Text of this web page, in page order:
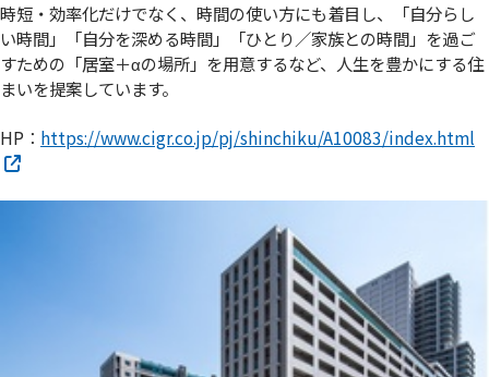
時短・効率化だけでなく、時間の使い方にも着目し、「自分らし
い時間」「自分を深める時間」「ひとり／家族との時間」を過ご
すための「居室＋αの場所」を用意するなど、人生を豊かにする住
まいを提案しています。
HP： https://www.cigr.co.jp/pj/shinchiku/A10083/index.html